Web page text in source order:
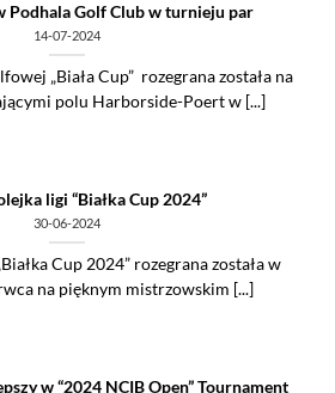
Podhala Golf Club w turnieju par
14-07-2024
„Biała Cup” rozegrana została na
polu Harborside-Poert w [...]
ligi “Białka Cup 2024”
30-06-2024
Cup 2024” rozegrana została w
na pięknym mistrzowskim [...]
w “2024 NCIB Open” Tournament